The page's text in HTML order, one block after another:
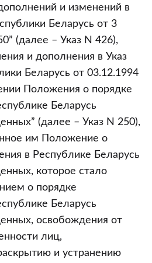
и изменений в
Беларусь от 3
(далее – Указ N 426),
и дополнения в Указ
Беларусь от 03.12.1994
Положения о порядке
Беларусь
(далее – Указ N 250),
им Положение о
в Республике Беларусь
которое стало
о порядке
Беларусь
освобождения от
лиц,
и устранению